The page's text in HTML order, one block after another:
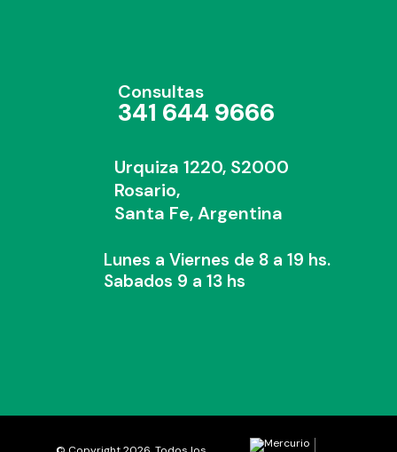
Consultas
341 644 9666
Urquiza 1220, S2000
Rosario,
Santa Fe, Argentina
Lunes a Viernes de 8 a 19 hs.
Sabados 9 a 13 hs